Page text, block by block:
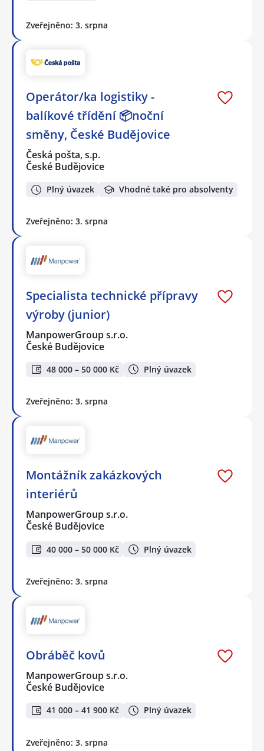
Zveřejněno: 3. srpna
Operátor/ka logistiky -
balíkové třídění 📦noční
směny, České Budějovice
Česká pošta, s.p.
České Budějovice
Plný úvazek Vhodné také pro absolventy
Zveřejněno: 3. srpna
Specialista technické přípravy
výroby (junior)
ManpowerGroup s.r.o.
České Budějovice
48 000 – 50 000 Kč Plný úvazek
Zveřejněno: 3. srpna
Montážník zakázkových
interiérů
ManpowerGroup s.r.o.
České Budějovice
40 000 – 50 000 Kč Plný úvazek
Zveřejněno: 3. srpna
Obráběč kovů
ManpowerGroup s.r.o.
České Budějovice
41 000 – 41 900 Kč Plný úvazek
Zveřejněno: 3. srpna